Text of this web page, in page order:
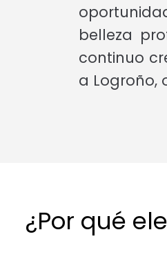
belleza
continuo
a Logroño,
¿Por qué